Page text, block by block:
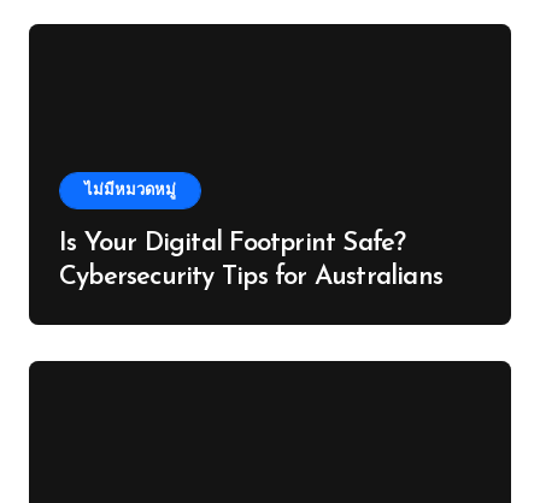
ไม่มีหมวดหมู่
Is Your Digital Footprint Safe?
Cybersecurity Tips for Australians